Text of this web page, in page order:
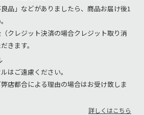
品」などがありましたら、商品お届け後1
クレジット決済の場合クレジット取り消
きます。
はご遠慮ください。
店都合による理由の場合はお受け致しま
詳しくはこちら